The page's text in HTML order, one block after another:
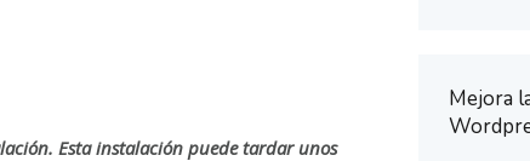
Esta instalación puede tardar unos
Mejora